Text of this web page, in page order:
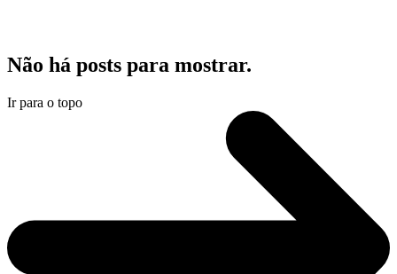
Não há posts para mostrar.
Ir para o topo